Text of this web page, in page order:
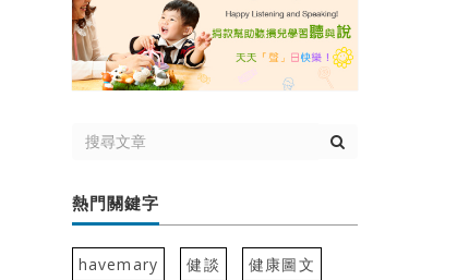
熱門關鍵字
havemary 健談 健康圖文